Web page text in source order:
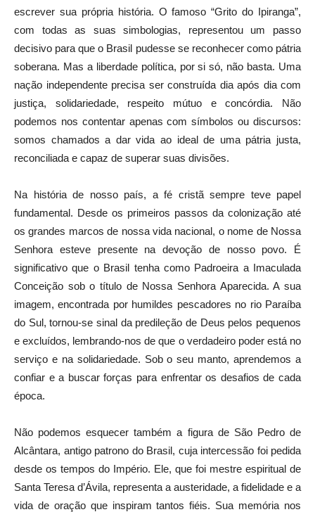
escrever sua própria história. O famoso “Grito do Ipiranga”,
com todas as suas simbologias, representou um passo
decisivo para que o Brasil pudesse se reconhecer como pátria
soberana. Mas a liberdade política, por si só, não basta. Uma
nação independente precisa ser construída dia após dia com
justiça, solidariedade, respeito mútuo e concórdia. Não
podemos nos contentar apenas com símbolos ou discursos:
somos chamados a dar vida ao ideal de uma pátria justa,
reconciliada e capaz de superar suas divisões.
Na história de nosso país, a fé cristã sempre teve papel
fundamental. Desde os primeiros passos da colonização até
os grandes marcos de nossa vida nacional, o nome de Nossa
Senhora esteve presente na devoção de nosso povo. É
significativo que o Brasil tenha como Padroeira a Imaculada
Conceição sob o título de Nossa Senhora Aparecida. A sua
imagem, encontrada por humildes pescadores no rio Paraíba
do Sul, tornou-se sinal da predileção de Deus pelos pequenos
e excluídos, lembrando-nos de que o verdadeiro poder está no
serviço e na solidariedade. Sob o seu manto, aprendemos a
confiar e a buscar forças para enfrentar os desafios de cada
época.
Não podemos esquecer também a figura de São Pedro de
Alcântara, antigo patrono do Brasil, cuja intercessão foi pedida
desde os tempos do Império. Ele, que foi mestre espiritual de
Santa Teresa d’Ávila, representa a austeridade, a fidelidade e a
vida de oração que inspiram tantos fiéis. Sua memória nos